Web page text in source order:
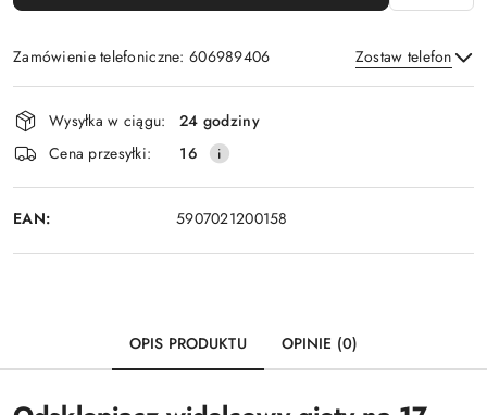
Zamówienie telefoniczne: 606989406 Zostaw telefon
Wyślij
Dostępność
i
dostawa
Wysyłka w ciągu:
24 godziny
Cena przesyłki:
16
EAN: 5907021200158
OPIS PRODUKTU OPINIE (0)